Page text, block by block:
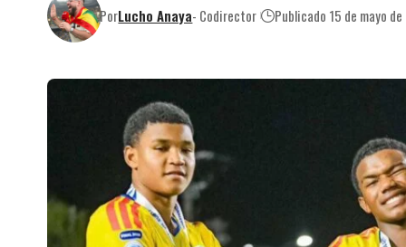
PorLucho Anaya- Codirector Publicado 15 de mayo